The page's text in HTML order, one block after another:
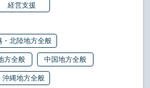
経営支援
・北陸地方全般
方全般 中国地方全般
沖縄地方全般